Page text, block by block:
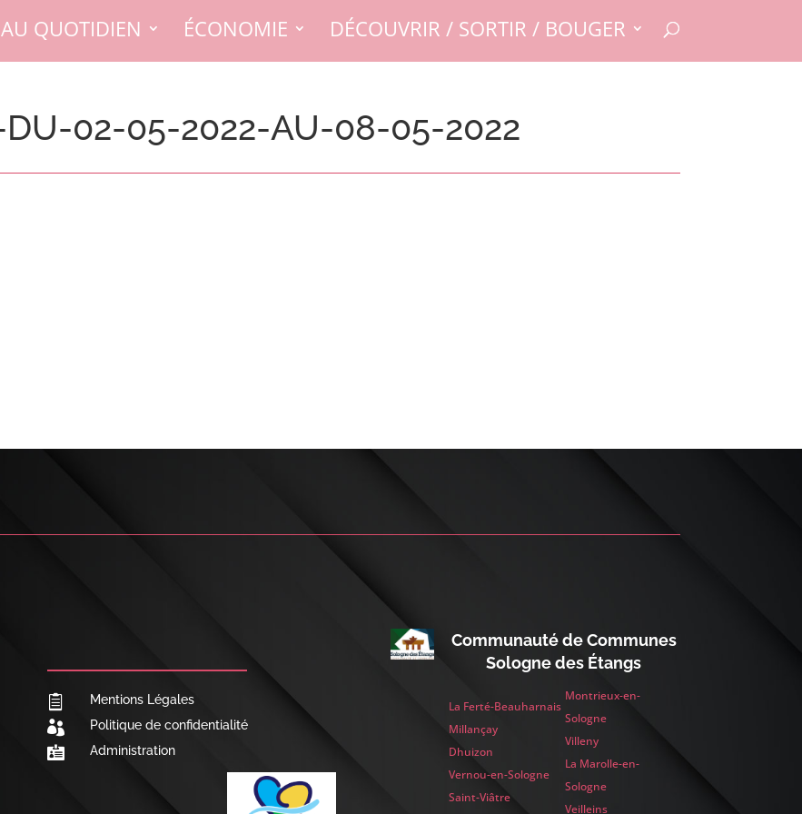
AU QUOTIDIEN ÉCONOMIE DÉCOUVRIR / SORTIR / BOUGER
DU-02-05-2022-AU-08-05-2022
 Mentions Légales
 Politique de confidentialité
 Administration
Communauté de Communes
Sologne des Étangs
La Ferté-Beauharnais
Millançay
Dhuizon
Vernou-en-Sologne
Saint-Viâtre
Montrieux-en-
Sologne
Villeny
La Marolle-en-
Sologne
Veilleins